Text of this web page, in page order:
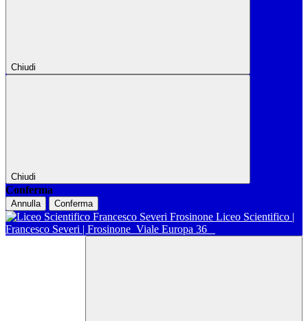
Chiudi
Chiudi
Conferma
Annulla Conferma
Liceo Scientifico |
Francesco Severi | Frosinone Viale Europa 36